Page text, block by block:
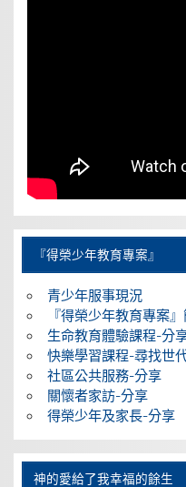
『得榮少年教育專案』
青少年服事現況
『得榮少年教育專案
生命教育體驗課程-分
快樂學習課程-尋找世
社區公共服務-分享
關懷者家訪-分享
得榮少年及家長-分享
神的愛給了我幸福的餘生